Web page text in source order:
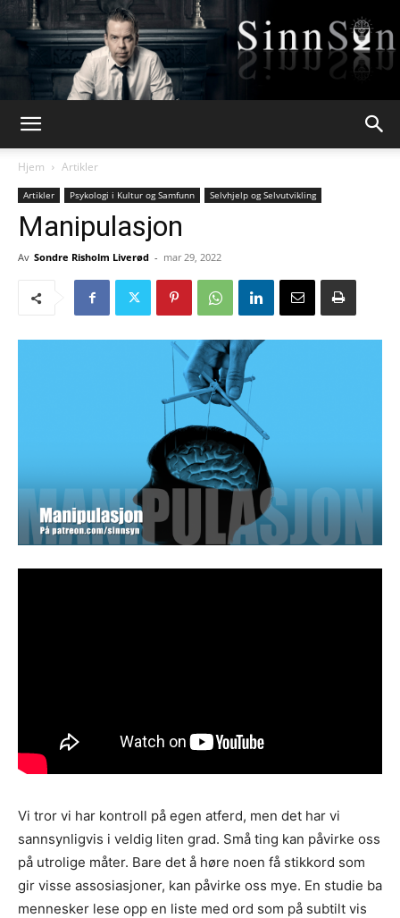
Hjem
Artikler
Artikler Psykologi i Kultur og Samfunn Selvhjelp og Selvutvikling
Manipulasjon
Av Sondre Risholm Liverød - mar 29, 2022
Vi tror vi har kontroll på egen atferd, men det har vi
sannsynligvis i veldig liten grad. Små ting kan påvirke oss
på utrolige måter. Bare det å høre noen få stikkord som
gir visse assosiasjoner, kan påvirke oss mye. En studie ba
mennesker lese opp en liste med ord som på subtilt vis